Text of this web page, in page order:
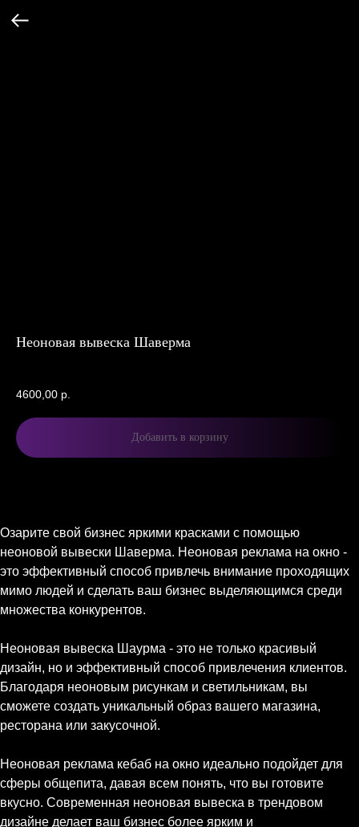
Неоновая вывеска Шаверма
4600,00 р.
Добавить в корзину
Озарите свой бизнес яркими красками с помощью
неоновой вывески Шаверма. Неоновая реклама на окно -
это эффективный способ привлечь внимание проходящих
мимо людей и сделать ваш бизнес выделяющимся среди
множества конкурентов.
Неоновая вывеска Шаурма - это не только красивый
дизайн, но и эффективный способ привлечения клиентов.
Благодаря неоновым рисункам и светильникам, вы
сможете создать уникальный образ вашего магазина,
ресторана или закусочной.
Неоновая реклама кебаб на окно идеально подойдет для
сферы общепита, давая всем понять, что вы готовите
вкусно. Современная неоновая вывеска в трендовом
дизайне делает ваш бизнес более ярким и